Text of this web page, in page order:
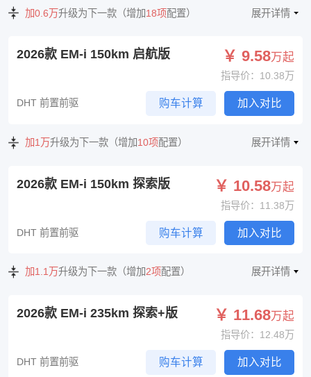
加0.6万升级为下一款（增加18项配置） 展开详情
2026款 EM-i 150km 启航版 ￥ 9.58万起
指导价：10.38万
DHT 前置前驱 购车计算 加入对比
加1万升级为下一款（增加10项配置） 展开详情
2026款 EM-i 150km 探索版 ￥ 10.58万起
指导价：11.38万
DHT 前置前驱 购车计算 加入对比
加1.1万升级为下一款（增加2项配置） 展开详情
2026款 EM-i 235km 探索+版 ￥ 11.68万起
指导价：12.48万
DHT 前置前驱 购车计算 加入对比